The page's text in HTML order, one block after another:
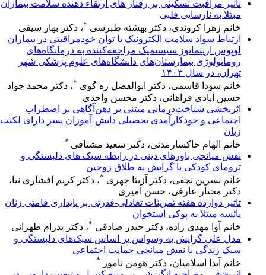
تاثیر مراقبت تسکینی بر رفتار های ارتقاء دهنده سلامت بیماران
مبتلا به نارسایی قلبی
خانم زهرا کروندی، دکتر بهشته طبرسی *، دکتر بهار سیفی
ارتباط سواد سلامت الکترونیک با توان خودمراقبتی در بیماران
لوپوس اریتماتوز سیستمیک مراجعه‌کننده به درمانگاه‌های
روماتولوژی بیمارستان‌های دانشگاه‌های علوم پزشکی شهر
تهران، در سال ۱۴۰۳
خانم سودا قاسمی، دکتر ابوالفضل ره گوی *، دکتر محمد جواد
حسین آبادی فراهانی، دکتر محسن واحدی
اثربخشی شناخت‌درمانی مبتنی بر ذهن‌آگاهی بر اضطراب
اجتماعی و خودکارآمدی تحصیلی دانش-آموزان پسر دارای لکنت
زبان
خانم الهام خاکسارمدنی، دکتر سعید مشتاقی *
نقش میانجی باورهای دینی در رابطه سبک های دلبستگی و
ترومای کودکی با گرایش به طلاق زوجین
خانم نسرین نجفی، دکتر آزیتا چهری *، دکتر کریم افشاری نیا،
دکتر مختار عارفی، حسن امیری
تاثیر دوازده هفته تمرینات تعادلی-قدرتی بر پایداری قامتی زنان
یائسه مبتلا به پوکی استخوان
خانم آوا مهدی زاده، دکتر حیدر صادقی *، دکتر پدرام طهرانی
مدل علی گرایش به وسواس بر اساس سبک‌های دلبستگی و
سبک زندگی با نقش میانجی حمایت اجتماعی
خانم آیدا اسلامیان، دکتر هومن نامور
*